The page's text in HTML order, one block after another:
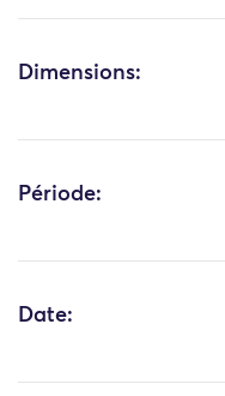
Dimensions:
Période:
Date: